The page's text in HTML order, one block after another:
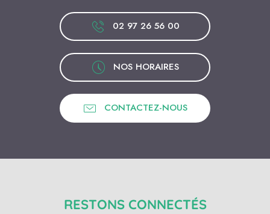
02 97 26 56 00
NOS HORAIRES
CONTACTEZ-NOUS
RESTONS CONNECTÉS